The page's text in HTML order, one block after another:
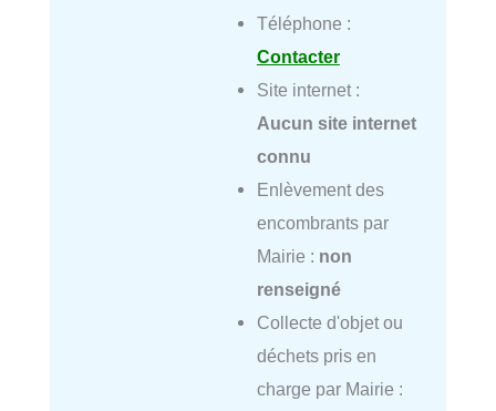
Téléphone :
Contacter
Site internet :
Aucun site internet
connu
Enlèvement des
encombrants par
Mairie : non
renseigné
Collecte d'objet ou
déchets pris en
charge par Mairie :